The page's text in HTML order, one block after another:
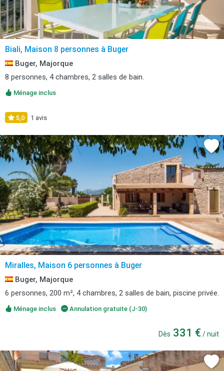
Biali, Maison 8 personnes à Buger
Buger, Majorque
8 personnes, 4 chambres, 2 salles de bain.
Ménage inclus
5,0 1 avis
Miralles, Maison 6 personnes à Buger
Buger, Majorque
6 personnes, 200 m², 4 chambres, 2 salles de bain, piscine privée.
Ménage inclus Annulation gratuite (J-30)
Dès 331 € / nuit